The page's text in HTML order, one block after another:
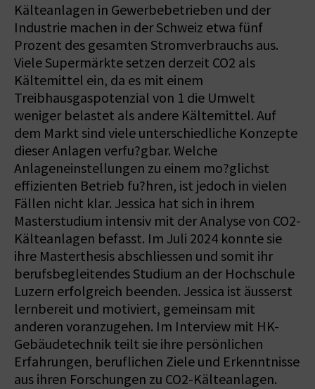
Kälteanlagen in Gewerbebetrieben und der
Industrie machen in der Schweiz etwa fünf
Prozent des gesamten Stromverbrauchs aus.
Viele Supermärkte setzen derzeit CO2 als
Kältemittel ein, da es mit einem
Treibhausgaspotenzial von 1 die Umwelt
weniger belastet als andere Kältemittel. Auf
dem Markt sind viele unterschiedliche Konzepte
dieser Anlagen verfu?gbar. Welche
Anlageneinstellungen zu einem mo?glichst
effizienten Betrieb fu?hren, ist jedoch in vielen
Fällen nicht klar. Jessica hat sich in ihrem
Masterstudium intensiv mit der Analyse von CO2-
Kälteanlagen befasst. Im Juli 2024 konnte sie
ihre Masterthesis abschliessen und somit ihr
berufsbegleitendes Studium an der Hochschule
Luzern erfolgreich beenden. Jessica ist äusserst
lernbereit und motiviert, gemeinsam mit
anderen voranzugehen. Im Interview mit HK-
Gebäudetechnik teilt sie ihre persönlichen
Erfahrungen, beruflichen Ziele und Erkenntnisse
aus ihren Forschungen zu CO2-Kälteanlagen.